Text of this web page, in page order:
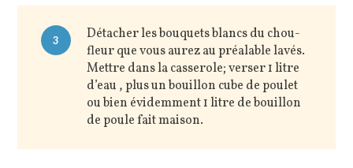
3
Détacher les bouquets blancs du chou-
fleur que vous aurez au préalable lavés.
Mettre dans la casserole; verser 1 litre
d’eau , plus un bouillon cube de poulet
ou bien évidemment 1 litre de bouillon
de poule fait maison.